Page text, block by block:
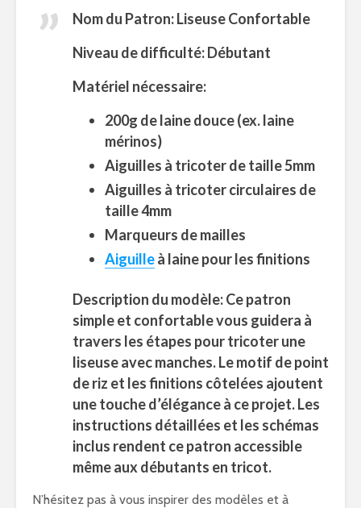
Nom du Patron: Liseuse Confortable
Niveau de difficulté: Débutant
Matériel nécessaire:
200g de laine douce (ex. laine
mérinos)
Aiguilles à tricoter de taille 5mm
Aiguilles à tricoter circulaires de
taille 4mm
Marqueurs de mailles
Aiguilleà laine pour les finitions
Description du modèle: Ce patron
simple et confortable vous guidera à
travers les étapes pour tricoter une
liseuse avec manches. Le motif de point
de riz et les finitions côtelées ajoutent
une touche d’élégance à ce projet. Les
instructions détaillées et les schémas
inclus rendent ce patron accessible
même aux débutants en tricot.
N’hésitez pas à vous inspirer des modèles et à